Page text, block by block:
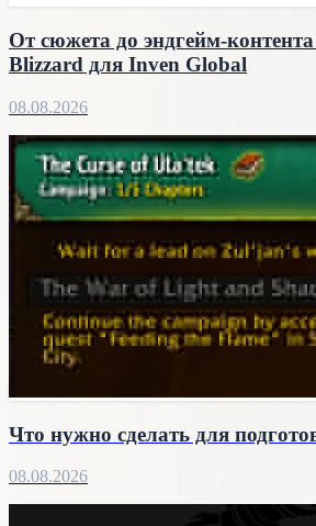
От сюжета до эндгейм-
Blizzard для Inven Global
08.08.2026
Что нужно сделать для
08.08.2026